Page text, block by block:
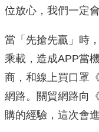
位放心，我們一定
當「先搶先贏」時
乘載，造成APP當
商，和線上買口罩
網路。關貿網路向
購的經驗，這次會